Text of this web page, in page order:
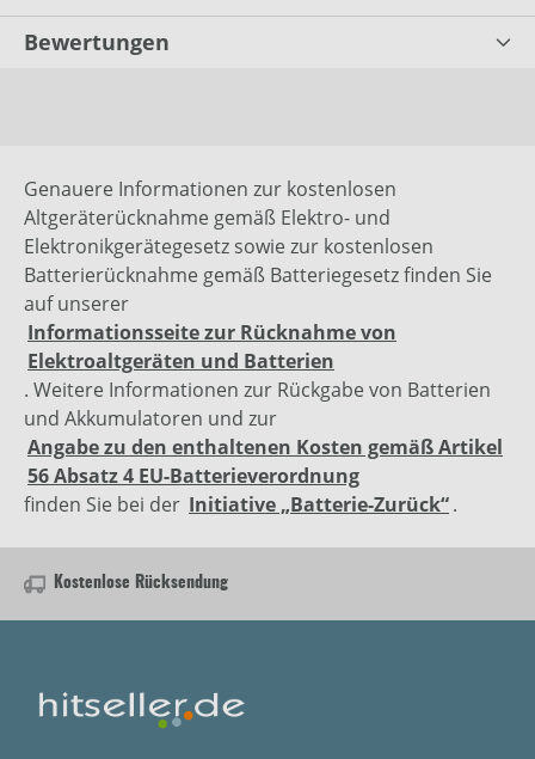
Bewertungen
Genauere Informationen zur kostenlosen
Altgeräterücknahme gemäß Elektro- und
Elektronikgerätegesetz sowie zur kostenlosen
Batterierücknahme gemäß Batteriegesetz finden Sie
auf unserer
Informationsseite zur Rücknahme von
Elektroaltgeräten und Batterien
. Weitere Informationen zur Rückgabe von Batterien
und Akkumulatoren und zur
Angabe zu den enthaltenen Kosten gemäß Artikel
56 Absatz 4 EU-Batterieverordnung
finden Sie bei der Initiative „Batterie-Zurück“.
Kostenlose Rücksendung